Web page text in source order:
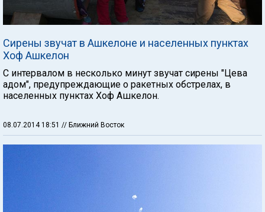
Сирены звучат в Ашкелоне и населенных пунктах
Хоф Ашкелон
С интервалом в несколько минут звучат сирены "Цева
адом", предупреждающие о ракетных обстрелах, в
населенных пунктах Хоф Ашкелон.
08.07.2014 18:51 // Ближний Восток